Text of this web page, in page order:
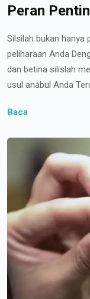
Peran
Silsilah bukan hanya
peliharaan Anda
dan betina silislah
usul anabul Anda
Baca